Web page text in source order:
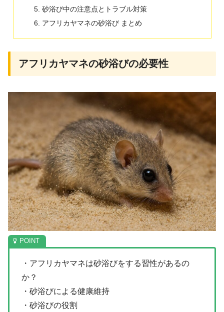
砂浴び中の注意点とトラブル対策
アフリカヤマネの砂浴び まとめ
アフリカヤマネの砂浴びの必要性
・アフリカヤマネは砂浴びをする習性があるの
か？
・砂浴びによる健康維持
・砂浴びの役割